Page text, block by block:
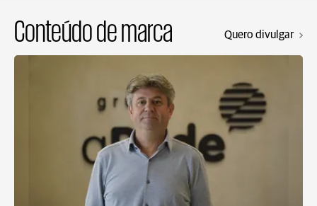
Conteúdo de marca Quero divulgar